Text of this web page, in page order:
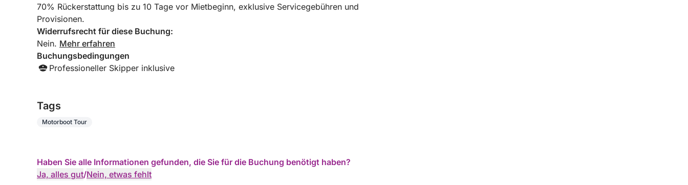
70% Rückerstattung bis zu 10 Tage vor Mietbeginn, exklusive Servicegebühren und
Provisionen.
Widerrufsrecht für diese Buchung:
Nein. Mehr erfahren
Buchungsbedingungen
Professioneller Skipper inklusive
Tags
Motorboot Tour
Haben Sie alle Informationen gefunden, die Sie für die Buchung benötigt haben?
Ja, alles gut/Nein, etwas fehlt